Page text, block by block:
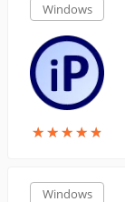
Windows
★★★★★
★★★★★
Windows